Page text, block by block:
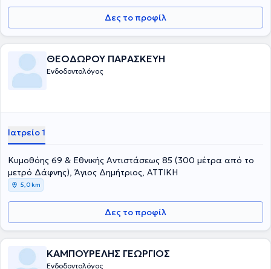
Δες το προφίλ
ΘΕΟΔΩΡΟΥ ΠΑΡΑΣΚΕΥΗ
Ενδοδοντολόγος
Ιατρείο 1
Κυμοθόης 69 & Εθνικής Αντιστάσεως 85 (300 μέτρα από το
μετρό Δάφνης), Άγιος Δημήτριος, ΑΤΤΙΚΗ
5,0 km
Δες το προφίλ
ΚΑΜΠΟΥΡΕΛΗΣ ΓΕΩΡΓΙΟΣ
Ενδοδοντολόγος